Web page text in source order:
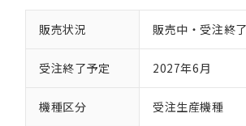
販売状況 販売中・受注終
受注終了予定 2027年6月
機種区分 受注生産機種